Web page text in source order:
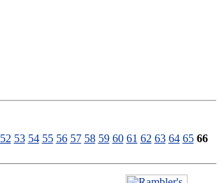
52 53 54 55 56 57 58 59 60 61 62 63 64 65 66